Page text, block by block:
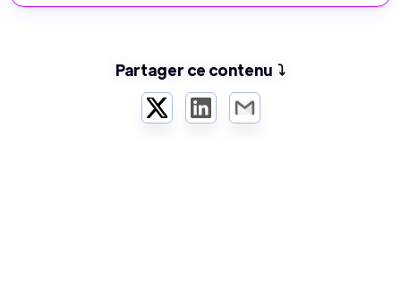
Partager ce contenu ⤵️
TwitterLinkedInEmail